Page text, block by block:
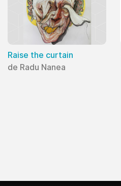
Raise the curtain
de Radu Nanea